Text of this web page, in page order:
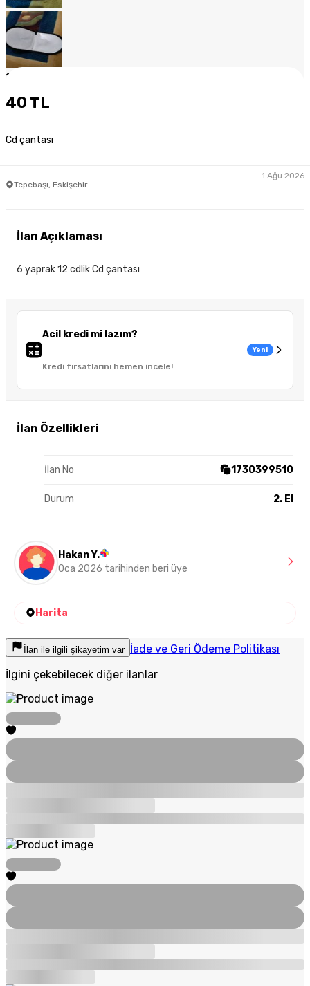
1
40 TL
Cd çantası
Tepebaşı, Eskişehir
1 Ağu 2026
Acil kredi mi lazım?
Kredi fırsatlarını hemen incele!
Yeni
İlan Özellikleri
İlan No 1730399510
Durum 2. El
İlan Açıklaması
6 yaprak 12 cdlik Cd çantası
Hakan Y.
Oca 2026 tarihinden beri üye
Harita
İlan ile ilgili şikayetim var İade ve Geri Ödeme Politikası
İlgini çekebilecek diğer ilanlar